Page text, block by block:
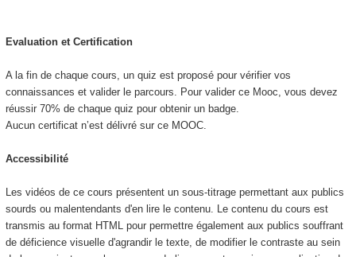
Evaluation et Certification
A la fin de chaque cours, un quiz est proposé pour vérifier vos
connaissances et valider le parcours. Pour valider ce Mooc , vous devez
réussir 70% de chaque quiz pour obtenir un badge.
Aucun certificat n’est délivré sur ce MOOC.
Accessibilité
Les vidéos de ce cours présentent un sous-titrage permettant aux publics
sourds ou malentendants d'en lire le contenu. Le contenu du cours est
transmis au format HTML pour permettre également aux publics souffrant
de déficience visuelle d'agrandir le texte, de modifier le contraste au sein